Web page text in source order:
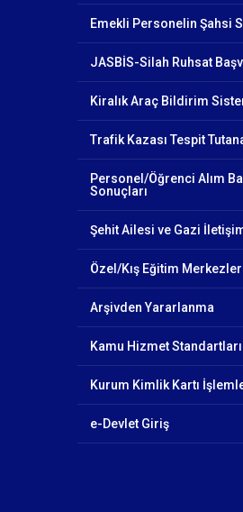
Emekli Personelin Şahsi
JASBİS-Silah Ruhsat
Kiralık Araç Bildirim
Trafik Kazası Tespit
Personel/Öğrenci Alım
Sonuçları
Şehit Ailesi ve Gazi
Özel/Kış Eğitim
Arşivden Yararlanma
Kamu Hizmet Standartları
Kurum Kimlik Kartı
e-Devlet Giriş